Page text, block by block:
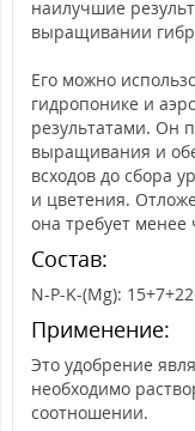
наилучшие
выращивании
Его можно
гидропонике и
результатами. Он
выращивания и
всходов до сбора
и цветения.
она требует
Состав:
N-P-K-(Mg):
Применение:
Это удобрение
необходимо
соотношении.